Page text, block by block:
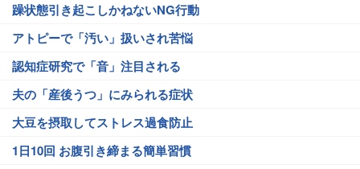
躁状態引き起こしかねないNG行動
アトピーで「汚い」扱いされ苦悩
認知症研究で「音」注目される
夫の「産後うつ」にみられる症状
大豆を摂取してストレス過食防止
1日10回 お腹引き締まる簡単習慣